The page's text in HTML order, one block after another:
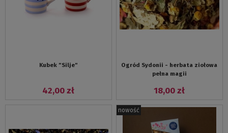
Kubek "Silje"
42,00 zł
Ogród Sydonii - herbata ziołowa
pełna magii
18,00 zł
nowość